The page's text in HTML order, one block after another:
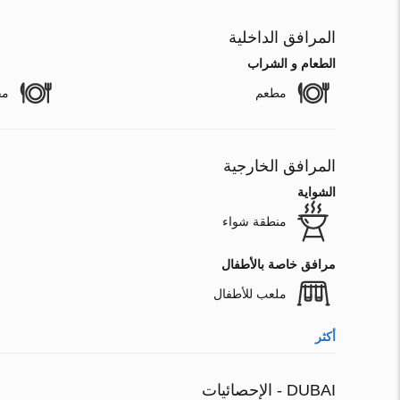
المرافق الداخلية
الطعام و الشراب
مطعم
المرافق الخارجية
الشواية
منطقة شواء
مرافق خاصة بالأطفال
ملعب للأطفال
أكثر
DUBAI - الإحصائيات